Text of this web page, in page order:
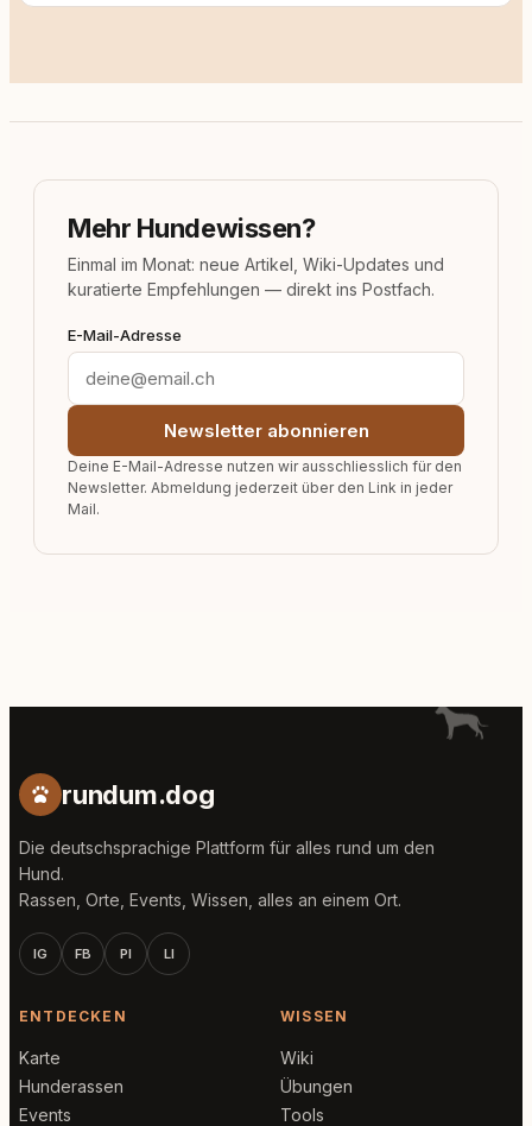
Mehr Hundewissen?
Einmal im Monat: neue Artikel, Wiki-Updates und
kuratierte Empfehlungen — direkt ins Postfach.
E-Mail-Adresse
Newsletter abonnieren
Deine E-Mail-Adresse nutzen wir ausschliesslich für den
Newsletter. Abmeldung jederzeit über den Link in jeder
Mail.
rundum.dog
Die deutschsprachige Plattform für alles rund um den
Hund.
Rassen, Orte, Events, Wissen, alles an einem Ort.
IG FB PI LI
ENTDECKEN
Karte
Hunderassen
Events
WISSEN
Wiki
Übungen
Tools